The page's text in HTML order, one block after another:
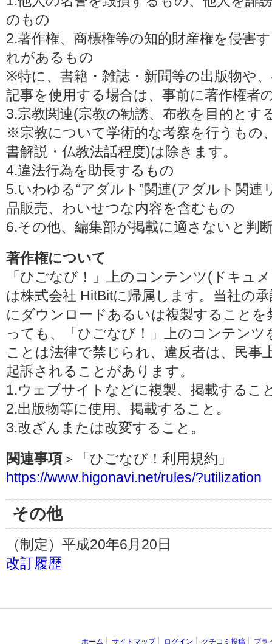
のもの
2.著作権、商標権等の知的財産権を侵害
れがあるもの
※特に、書籍・雑誌・新聞等の出版物や
記事を使用する場合は、事前に著作権者
3.宗教関連(宗教の勧誘、布教を目的とす
※宗教について学術的な考察を行うもの
書解説・仏教法話程度)は除きます。
4.違法行為を助長するもの
5.いわゆる“アダルト”関連(アダルト関
品販売、わいせつな内容を含むもの
6.その他、編集部が掲載に適さないと判
著作権について
「ひごなび！」上のコンテンツ(ドキュ
は株式会社 HitBitに帰属します。当社の
にダウンロードあるいは複製すること
っても、「ひごなび！」上のコンテン
ことは法律で禁じられ、違反者は、民事
起訴されることがあります。
1.ウェブサイトなどに複製、掲載するこ
2.出版物等に使用、掲載すること。
3.改ざんまたは改変すること。
関連事項 ＞「ひごなび！利用規約」
https://www.higonavi.net/rules/?utilization
その他
（制定）平成20年6月20日
改訂履歴
ホーム サイトマップ ログイン クチコミ投稿 プラ